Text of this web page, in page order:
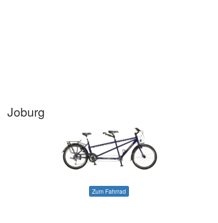
Joburg
Zum Fahrrad